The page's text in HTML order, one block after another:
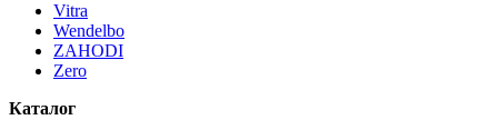
Vitra
Wendelbo
ZAHODI
Zero
Каталог